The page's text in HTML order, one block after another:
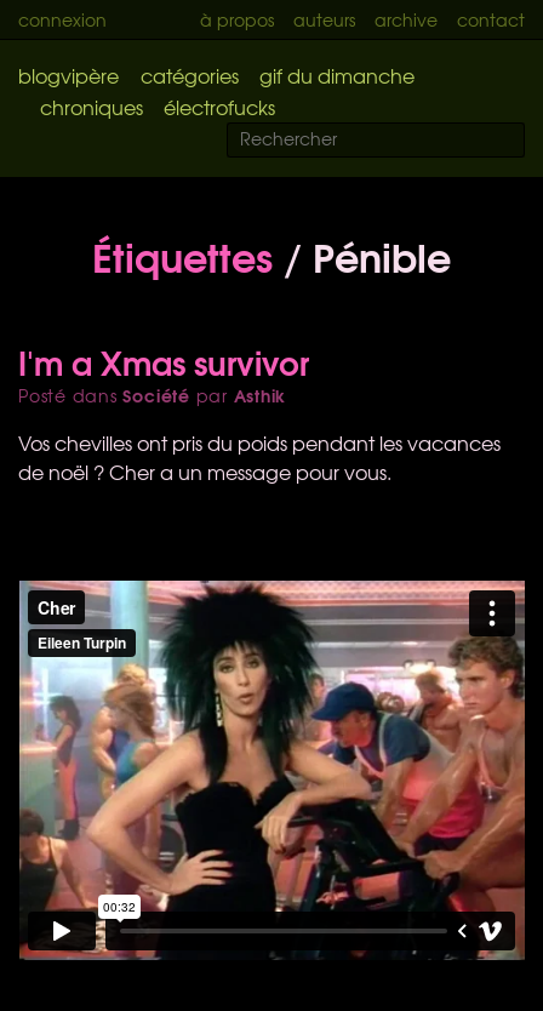
connexion à propos auteurs archive contact
blogvipère catégories
gif du dimanche
chroniques
électrofucks
Étiquettes / Pénible
I'm a Xmas survivor
Posté dansSociété par Asthik
Vos chevilles ont pris du poids pendant les vacances
de noël ? Cher a un message pour vous.